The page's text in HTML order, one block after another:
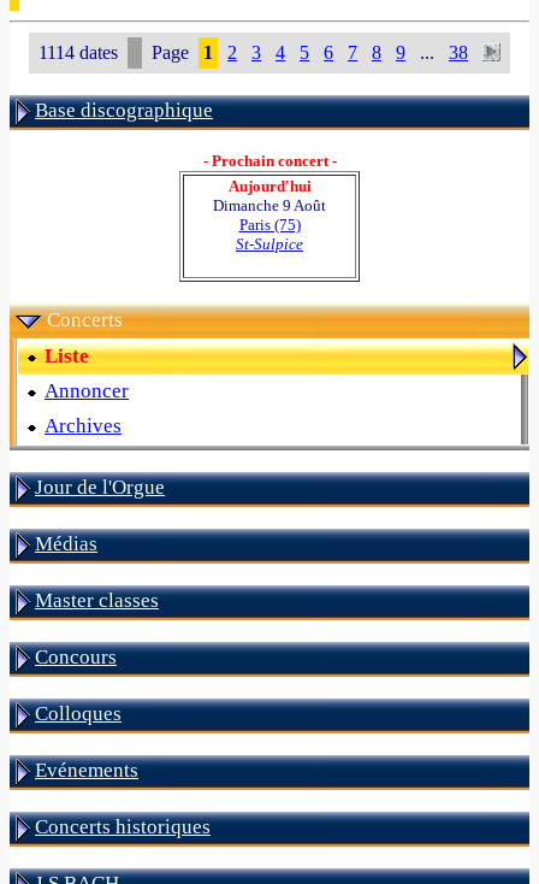
1114 dates Page 1 2 3 4 5 6 7 8 9 ... 38
Base discographique
- Prochain concert -
Aujourd'hui
Dimanche 9 Août
Paris (75)
St-Sulpice
Concerts
Liste
Annoncer
Archives
Jour de l'Orgue
Médias
Master classes
Concours
Colloques
Evénements
Concerts historiques